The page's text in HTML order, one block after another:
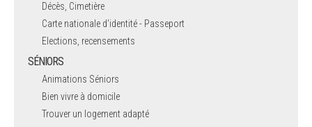
Décès, Cimetière
Carte nationale d'identité - Passeport
Elections, recensements
SÉNIORS
Animations Séniors
Bien vivre à domicile
Trouver un logement adapté